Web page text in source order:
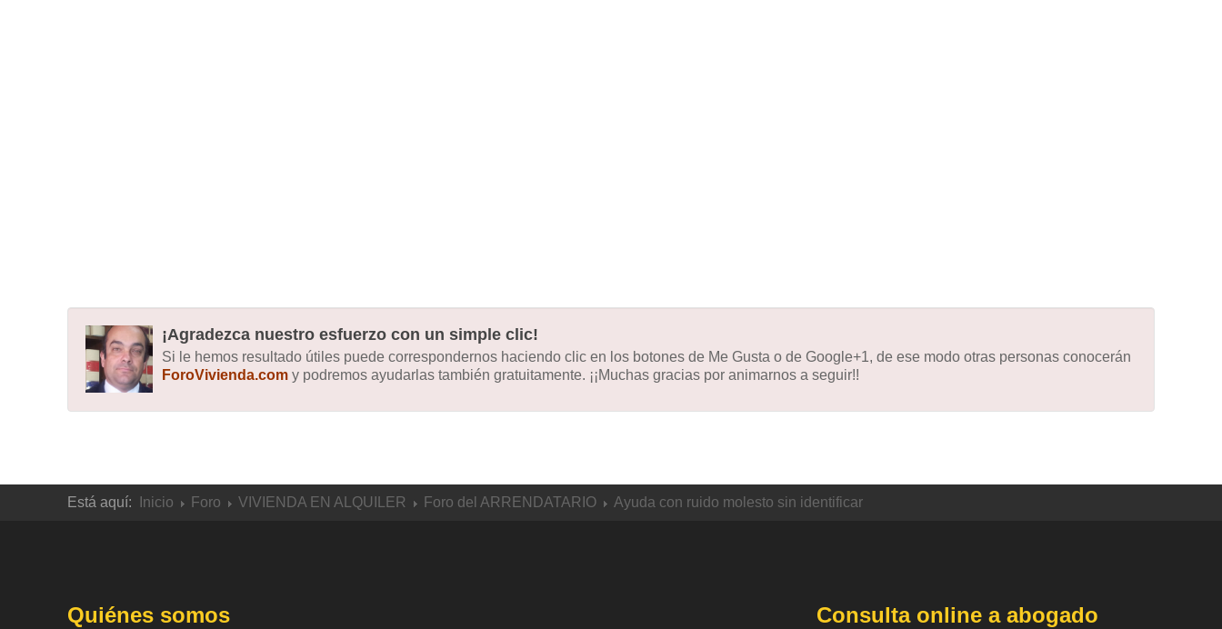
¡Agradezca nuestro esfuerzo con un simple clic!
Si le hemos resultado útiles puede correspondernos haciendo clic en los botones de Me Gusta o de Google+1, de ese modo otras personas conocerán
ForoVivienda.com y podremos ayudarlas también gratuitamente. ¡¡Muchas gracias por animarnos a seguir!!
Está aquí: Inicio Foro VIVIENDA EN ALQUILER Foro del ARRENDATARIO Ayuda con ruido molesto sin identificar
Quiénes somos
Consulta online a abogado